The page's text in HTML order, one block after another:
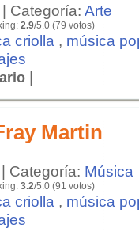
Categoría: Arte
2.9/5.0 (79 votos)
criolla , música
|
Martin
Categoría: Música
3.2/5.0 (91 votos)
criolla , música